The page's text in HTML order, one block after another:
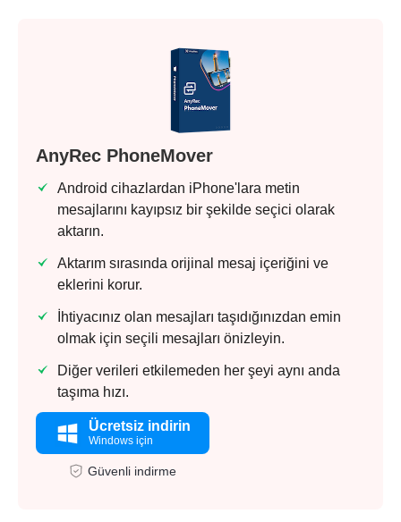
AnyRec PhoneMover
Android cihazlardan iPhone'lara metin
mesajlarını kayıpsız bir şekilde seçici olarak
aktarın.
Aktarım sırasında orijinal mesaj içeriğini ve
eklerini korur.
İhtiyacınız olan mesajları taşıdığınızdan emin
olmak için seçili mesajları önizleyin.
Diğer verileri etkilemeden her şeyi aynı anda
taşıma hızı.
Ücretsiz indirin
Windows için
Güvenli indirme